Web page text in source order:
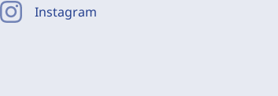
Instagram